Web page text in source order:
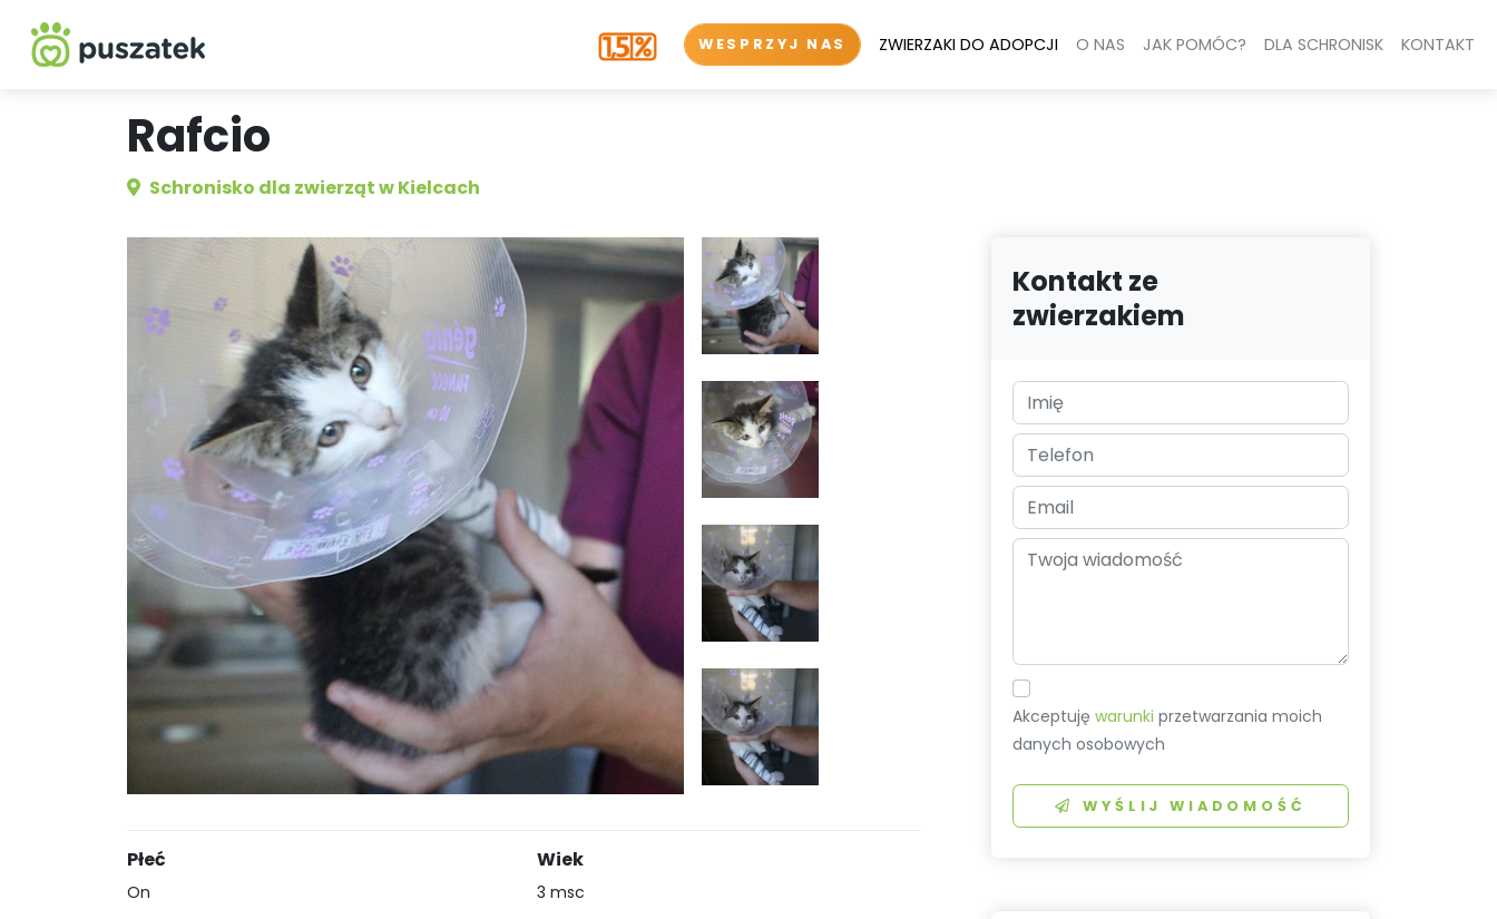
WESPRZYJ NAS ZWIERZAKI DO ADOPCJI O NAS JAK POMÓC? DLA SCHRONISK KONTAKT
Rafcio
Schronisko dla zwierząt w Kielcach
Płeć
On
Wiek
3 msc
Kontakt ze
zwierzakiem
Akceptujęwarunki przetwarzania moich
danych osobowych
WYŚLIJ WIADOMOŚĆ